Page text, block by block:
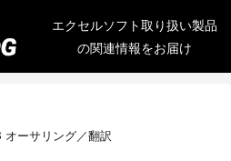
エクセルソフト取り扱い製品
の関連情報をお届け
オーサリング／翻訳